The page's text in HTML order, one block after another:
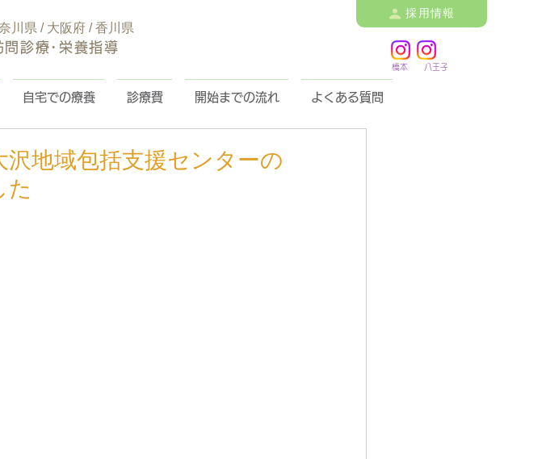
川県 / 大阪府 / 香川県
問診療･栄養指導
採用情報
橋本 八王子
自宅での療養 診療費 開始までの流れ よくある質問
地域包括支援センターの
た